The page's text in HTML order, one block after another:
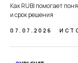
Как RUBI помогает
и срок решения
07.07.2026